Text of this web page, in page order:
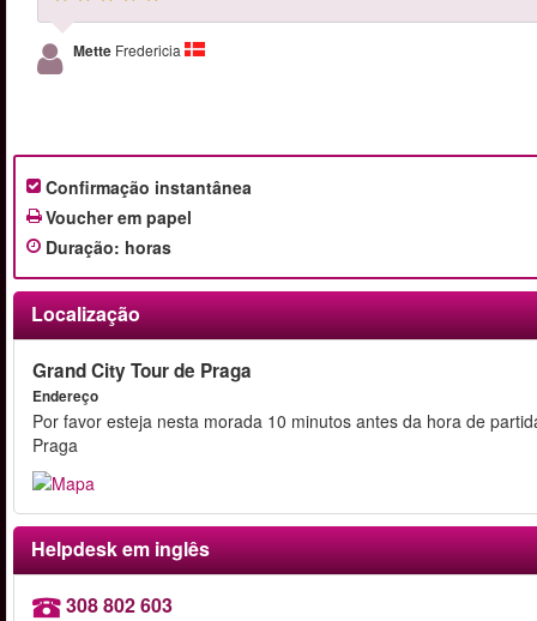
Mette Fredericia
Confirmação instantânea
Voucher em papel
Duração: horas
Localização
Grand City Tour de Praga
Endereço
Por favor esteja nesta morada 10 minutos antes da hora de
Praga
Helpdesk em inglês
308 802 603